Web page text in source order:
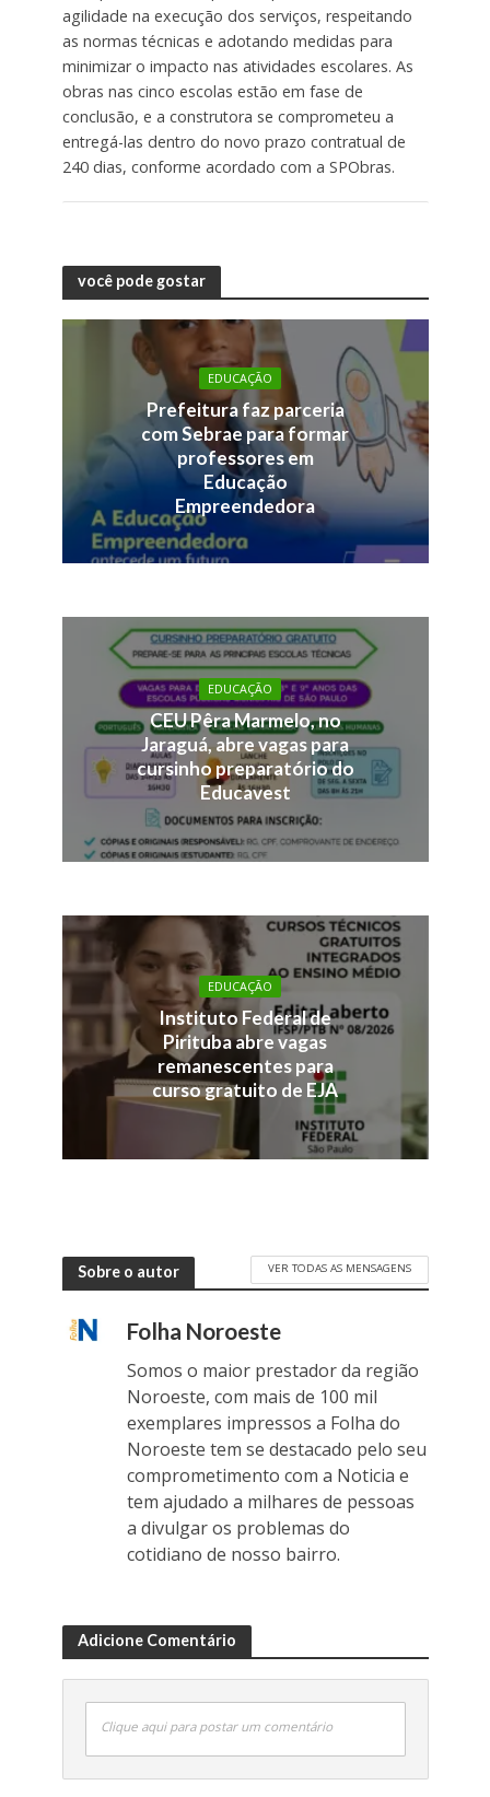
agilidade na execução dos serviços, respeitando
as normas técnicas e adotando medidas para
minimizar o impacto nas atividades escolares. As
obras nas cinco escolas estão em fase de
conclusão, e a construtora se comprometeu a
entregá-las dentro do novo prazo contratual de
240 dias, conforme acordado com a SPObras.
você pode gostar
EDUCAÇÃO
Prefeitura faz parceria
com Sebrae para formar
professores em
Educação
Empreendedora
EDUCAÇÃO
CEU Pêra Marmelo, no
Jaraguá, abre vagas para
cursinho preparatório do
Educavest
EDUCAÇÃO
Instituto Federal de
Pirituba abre vagas
remanescentes para
curso gratuito de EJA
Sobre o autor VER TODAS AS MENSAGENS
Folha Noroeste
Somos o maior prestador da região
Noroeste, com mais de 100 mil
exemplares impressos a Folha do
Noroeste tem se destacado pelo seu
comprometimento com a Noticia e
tem ajudado a milhares de pessoas
a divulgar os problemas do
cotidiano de nosso bairro.
Adicione Comentário
Clique aqui para postar um comentário